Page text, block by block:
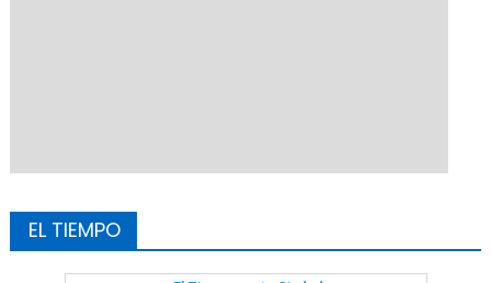
EL TIEMPO